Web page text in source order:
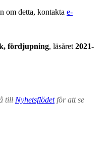
om detta, kontakta e-
fördjupning, läsåret 2021-
till Nyhetsflödetför att se